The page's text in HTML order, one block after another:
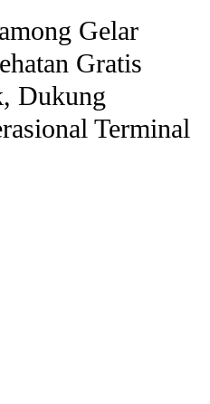
Gelar
Gratis
Dukung
Terminal